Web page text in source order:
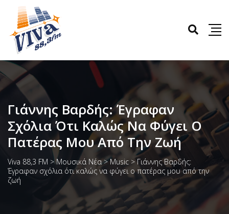
Γιάννης Βαρδής: Έγραφαν
Σχόλια Ότι Καλώς Να Φύγει Ο
Πατέρας Μου Από Την Ζωή
Viva 88,3 FM >Μουσικά Νέα>Music >Γιάννης Βαρδής:
Έγραφαν σχόλια ότι καλώς να φύγει ο πατέρας μου από την
ζωή